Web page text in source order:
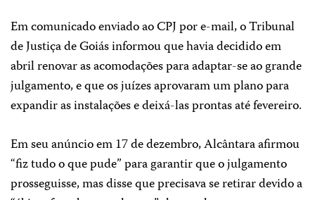
Em comunicado enviado ao CPJ por e-mail, o Tribunal
de Justiça de Goiás informou que havia decidido em
abril renovar as acomodações para adaptar-se ao grande
julgamento, e que os juízes aprovaram um plano para
expandir as instalações e deixá-las prontas até fevereiro.
Em seu anúncio em 17 de dezembro, Alcântara afirmou
“fiz tudo o que pude” para garantir que o julgamento
prosseguisse, mas disse que precisava se retirar devido a